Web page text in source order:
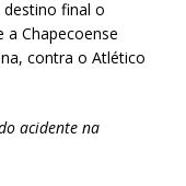
destino final o
Chapecoense
contra o Atlético
acidente na